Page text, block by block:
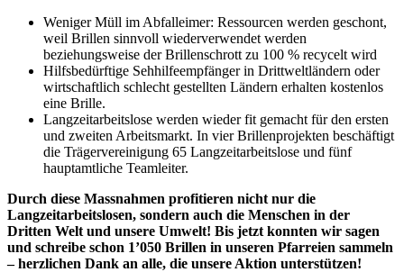
Weniger Müll im Abfalleimer: Ressourcen werden geschont,
weil Brillen sinnvoll wiederverwendet werden
beziehungsweise der Brillenschrott zu 100 % recycelt wird
Hilfsbedürftige Sehhilfeempfänger in Drittweltländern oder
wirtschaftlich schlecht gestellten Ländern erhalten kostenlos
eine Brille.
Langzeitarbeitslose werden wieder fit gemacht für den ersten
und zweiten Arbeitsmarkt. In vier Brillenprojekten beschäftigt
die Trägervereinigung 65 Langzeitarbeitslose und fünf
hauptamtliche Teamleiter.
Durch diese Massnahmen profitieren nicht nur die
Langzeitarbeitslosen, sondern auch die Menschen in der
Dritten Welt und unsere Umwelt! Bis jetzt konnten wir sagen
und schreibe schon 1’050 Brillen in unseren Pfarreien sammeln
– herzlichen Dank an alle, die unsere Aktion unterstützen!